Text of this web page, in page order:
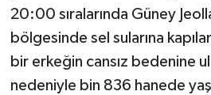
20:00 sıralarında Güney
bölgesinde sel sularına
bir erkeğin cansız bedenine
nedeniyle bin 836 hanede